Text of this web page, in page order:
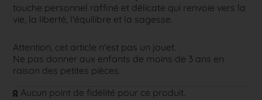
touche personnel raffiné et délicate qui renvoie vers la
vie, la liberté, l'équilibre et la sagesse.
Attention, cet article n'est pas un jouet.
Ne pas donner aux enfants de moins de 3 ans en
raison des petites pièces.
Aucun point de fidélité pour ce produit.